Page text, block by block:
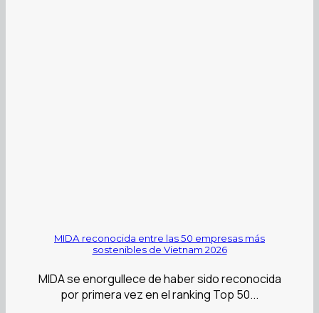
MIDA reconocida entre las 50 empresas más
sostenibles de Vietnam 2026
MIDA se enorgullece de haber sido reconocida
por primera vez en el ranking Top 50...